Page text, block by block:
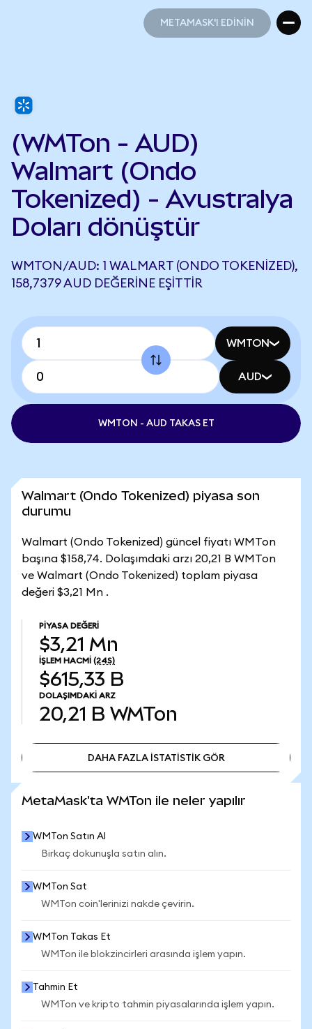
METAMASK'I EDİNİN
(WMTon - AUD)
Walmart (Ondo
Tokenized) - Avustralya
Doları dönüştür
WMTON/AUD: 1 WALMART (ONDO TOKENIZED),
158,7379 AUD DEĞERINE EŞITTIR
WMTON
AUD
WMTON - AUD TAKAS ET
Walmart (Ondo Tokenized) piyasa son
durumu
Walmart (Ondo Tokenized) güncel fiyatı WMTon
başına $158,74. Dolaşımdaki arzı 20,21 B WMTon
ve Walmart (Ondo Tokenized) toplam piyasa
değeri $3,21 Mn .
PIYASA DEĞERI
$3,21 Mn
İŞLEM HACMI (24S)
$615,33 B
DOLAŞIMDAKI ARZ
20,21 B WMTon
DAHA FAZLA İSTATİSTİK GÖR
MetaMask'ta WMTon ile neler yapılır
WMTon Satın Al
Birkaç dokunuşla satın alın.
WMTon Sat
WMTon coin'lerinizi nakde çevirin.
WMTon Takas Et
WMTon ile blokzincirleri arasında işlem yapın.
Tahmin Et
WMTon ve kripto tahmin piyasalarında işlem yapın.